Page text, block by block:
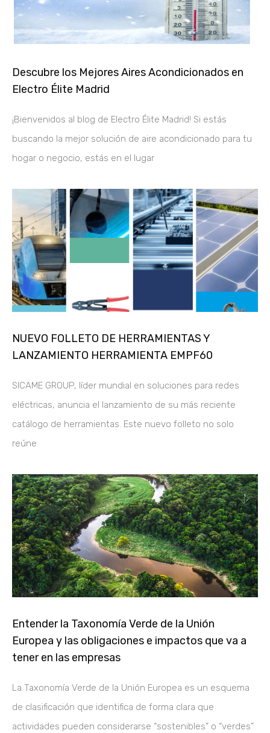
Descubre los Mejores Aires Acondicionados en
Electro Élite Madrid
¡Bienvenidos al blog de Electro Élite Madrid! Si estás
buscando la mejor solución de aire acondicionado para tu
hogar o negocio, estás en el lugar
NUEVO FOLLETO DE HERRAMIENTAS Y
LANZAMIENTO HERRAMIENTA EMPF60
SICAME GROUP, líder mundial en soluciones para redes
eléctricas, anuncia el lanzamiento de su más reciente
catálogo de herramientas. Este nuevo folleto no solo
reúne
Entender la Taxonomía Verde de la Unión
Europea y las obligaciones e impactos que va a
tener en las empresas
La Taxonomía Verde de la Unión Europea es un esquema
de clasificación que identifica de forma clara que
actividades pueden considerarse “sostenibles” o “verdes”